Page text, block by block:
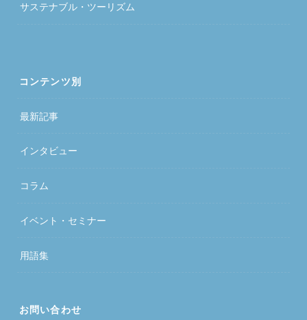
サステナブル・ツーリズム
コンテンツ別
最新記事
インタビュー
コラム
イベント・セミナー
用語集
お問い合わせ